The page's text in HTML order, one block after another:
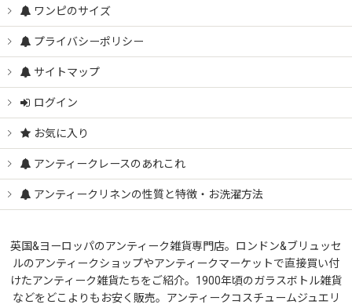
ワンピのサイズ
プライバシーポリシー
サイトマップ
ログイン
お気に入り
アンティークレースのあれこれ
アンティークリネンの性質と特徴・お洗濯方法
英国&ヨーロッパのアンティーク雑貨専門店。ロンドン&ブリュッセ
ルのアンティークショップやアンティークマーケットで直接買い付
けたアンティーク雑貨たちをご紹介。1900年頃のガラスボトル雑貨
などをどこよりもお安く販売。アンティークコスチュームジュエリ